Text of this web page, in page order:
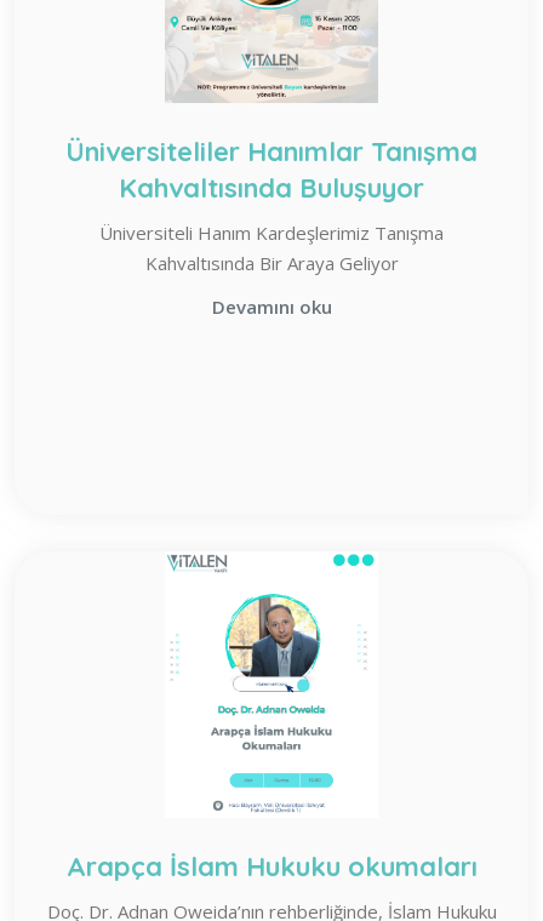
Üniversiteliler Hanımlar Tanışma
Kahvaltısında Buluşuyor
Üniversiteli Hanım Kardeşlerimiz Tanışma
Kahvaltısında Bir Araya Geliyor
Devamını oku
Arapça İslam Hukuku okumaları
Doç. Dr. Adnan Oweida’nın rehberliğinde, İslam Hukuku